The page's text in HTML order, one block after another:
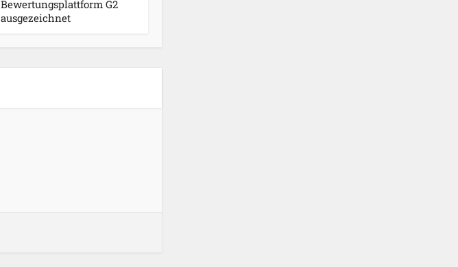
Bewertungsplattform G2
ausgezeichnet